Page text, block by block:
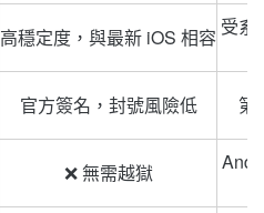
高穩定度，與最新 iOS 相容 受系
官方簽名，封號風險低 第
❌ 無需越獄